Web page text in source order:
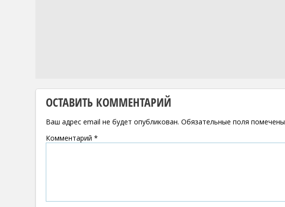
ОСТАВИТЬ КОММЕНТАРИЙ
Ваш адрес email не будет опубликован. Обязательные поля помечены
Комментарий *